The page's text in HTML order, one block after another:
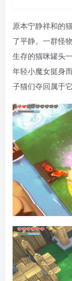
原本宁静祥和的
了平静。一群怪
生存的猫咪罐头
年轻小魔女挺身
子猫们夺回属于